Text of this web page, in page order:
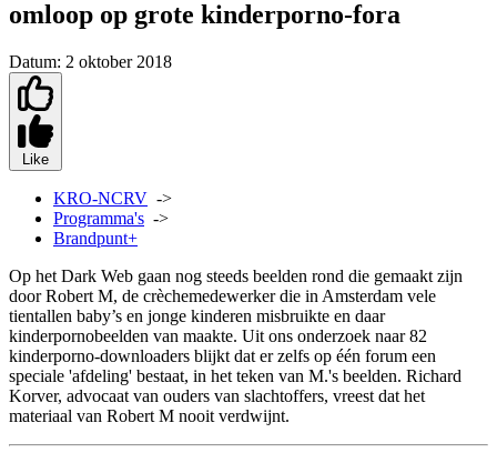
omloop op grote kinderporno-fora
Datum: 2 oktober 2018
Like
KRO-NCRV ->
Programma's ->
Brandpunt+
Op het Dark Web gaan nog steeds beelden rond die gemaakt zijn
door Robert M, de crèchemedewerker die in Amsterdam vele
tientallen baby’s en jonge kinderen misbruikte en daar
kinderpornobeelden van maakte. Uit ons onderzoek naar 82
kinderporno-downloaders blijkt dat er zelfs op één forum een
speciale 'afdeling' bestaat, in het teken van M.'s beelden. Richard
Korver, advocaat van ouders van slachtoffers, vreest dat het
materiaal van Robert M nooit verdwijnt.